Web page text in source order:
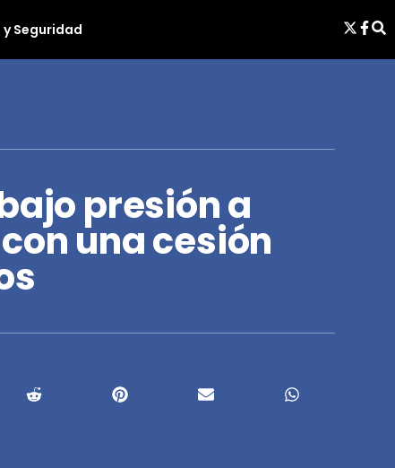
Seguridad
presión a
una cesión